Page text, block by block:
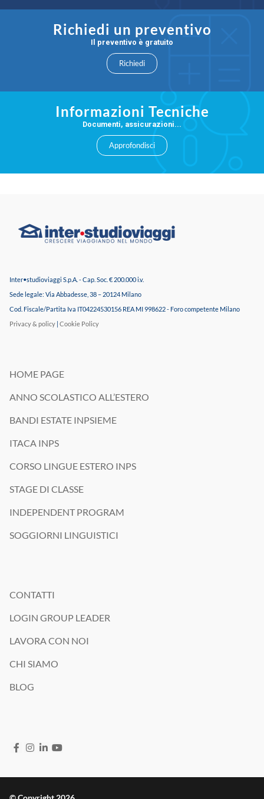
Richiedi un preventivo
Il preventivo è gratuito
Richiedi
Informazioni Tecniche
Documenti, assicurazioni...
Approfondisci
Inter•studioviaggi S.p.A. - Cap. Soc. € 200.000 i.v.
Sede legale: Via Abbadesse, 38 – 20124 Milano
Cod. Fiscale/Partita Iva IT04224530156 REA MI 998622 - Foro competente Milano
Privacy & policy | Cookie Policy
HOME PAGE
ANNO SCOLASTICO ALL’ESTERO
BANDI ESTATE INPSIEME
ITACA INPS
CORSO LINGUE ESTERO INPS
STAGE DI CLASSE
INDEPENDENT PROGRAM
SOGGIORNI LINGUISTICI
CONTATTI
LOGIN GROUP LEADER
LAVORA CON NOI
CHI SIAMO
BLOG